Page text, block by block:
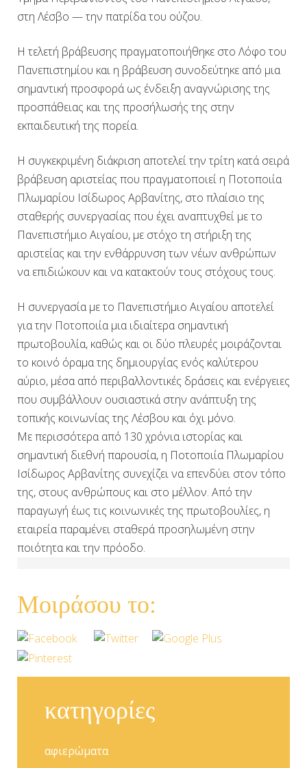
στη Λέσβο — την πατρίδα του ούζου.
Η τελετή βράβευσης πραγματοποιήθηκε στο Λόφο του
Πανεπιστημίου και η βράβευση συνοδεύτηκε από μια
σημαντική προσφορά ως ένδειξη αναγνώρισης της
προσπάθειας και της προσήλωσής της στην
εκπαιδευτική της πορεία.
Η συγκεκριμένη διάκριση αποτελεί την τρίτη κατά σειρά
βράβευση αριστείας που πραγματοποιεί η Ποτοποιία
Πλωμαρίου Ισίδωρος Αρβανίτης, στο πλαίσιο της
σταθερής συνεργασίας που έχει αναπτυχθεί με το
Πανεπιστήμιο Αιγαίου, με στόχο τη στήριξη της
αριστείας και την ενθάρρυνση των νέων ανθρώπων
να επιδιώκουν και να κατακτούν τους στόχους τους.
Η συνεργασία με το Πανεπιστήμιο Αιγαίου αποτελεί
για την Ποτοποιία μια ιδιαίτερα σημαντική
πρωτοβουλία, καθώς και οι δύο πλευρές μοιράζονται
το κοινό όραμα της δημιουργίας ενός καλύτερου
αύριο, μέσα από περιβαλλοντικές δράσεις και ενέργειες
που συμβάλλουν ουσιαστικά στην ανάπτυξη της
τοπικής κοινωνίας της Λέσβου και όχι μόνο.
Με περισσότερα από 130 χρόνια ιστορίας και
σημαντική διεθνή παρουσία, η Ποτοποιία Πλωμαρίου
Ισίδωρος Αρβανίτης συνεχίζει να επενδύει στον τόπο
της, στους ανθρώπους και στο μέλλον. Από την
παραγωγή έως τις κοινωνικές της πρωτοβουλίες, η
εταιρεία παραμένει σταθερά προσηλωμένη στην
ποιότητα και την πρόοδο.
κατηγορίες
αφιερώματα